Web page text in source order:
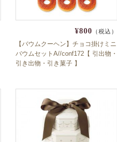
¥800 （税込）
【バウムクーヘン】チョコ掛けミニ
バウムセットA//conf172【 引出物・
引き出物・引き菓子 】